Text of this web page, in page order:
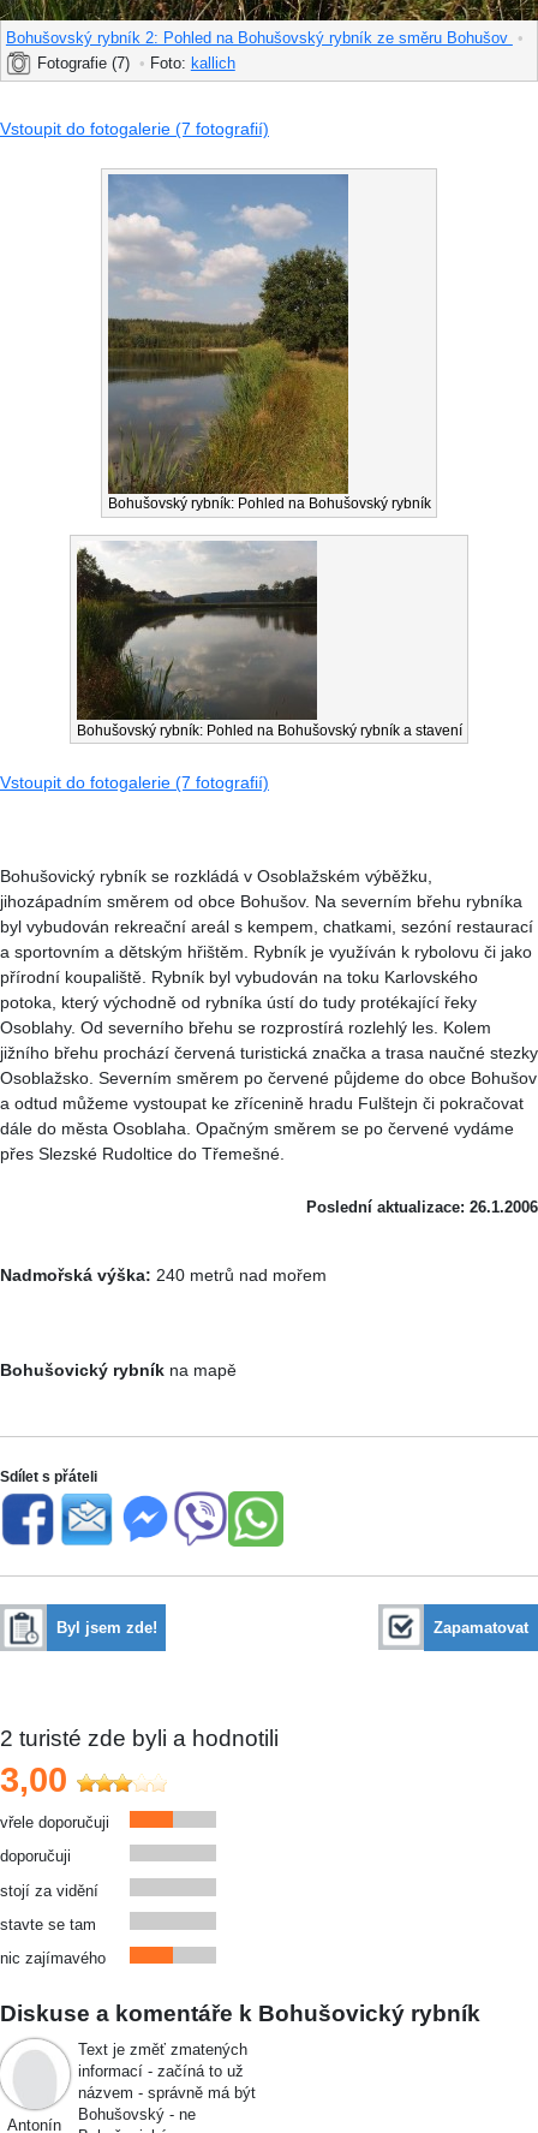
Bohušovský rybník 2: Pohled na Bohušovský rybník ze směru Bohušov •
Fotografie (7)
• Foto: kallich
Vstoupit do fotogalerie (7 fotografií)
Bohušovský rybník: Pohled na Bohušovský rybník
Bohušovský rybník: Pohled na Bohušovský rybník a stavení
Vstoupit do fotogalerie (7 fotografií)
Bohušovický rybník se rozkládá v Osoblažském výběžku,
jihozápadním směrem od obce Bohušov. Na severním břehu rybníka
byl vybudován rekreační areál s kempem, chatkami, sezóní restaurací
a sportovním a dětským hřištěm. Rybník je využíván k rybolovu či jako
přírodní koupaliště. Rybník byl vybudován na toku Karlovského
potoka, který východně od rybníka ústí do tudy protékající řeky
Osoblahy. Od severního břehu se rozprostírá rozlehlý les. Kolem
jižního břehu prochází červená turistická značka a trasa naučné stezky
Osoblažsko. Severním směrem po červené půjdeme do obce Bohušov
a odtud můžeme vystoupat ke zřícenině hradu Fulštejn či pokračovat
dále do města Osoblaha. Opačným směrem se po červené vydáme
přes Slezské Rudoltice do Třemešné.
Poslední aktualizace: 26.1.2006
Nadmořská výška: 240 metrů nad mořem
Bohušovický rybník na mapě
Sdílet s přáteli
Byl jsem zde! Zapamatovat
2 turisté zde byli a hodnotili
3,00
vřele doporučuji
doporučuji
stojí za vidění
stavte se tam
nic zajímavého
Diskuse a komentáře k Bohušovický rybník
Antonín
Text je změť zmatených
informací - začíná to už
názvem - správně má být
Bohušovský - ne